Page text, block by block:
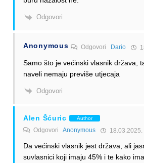
Odgovori
Anonymous Odgovori Dario
Samo što je većinski vlasnik država,
naveli nemaju previše utjecaja
Odgovori
Alen Šćuric Author
Odgovori Anonymous 18.03.2025.
Da većinski vlasnik jest država, ali
suvlasnici koji imaju 45% i te kako